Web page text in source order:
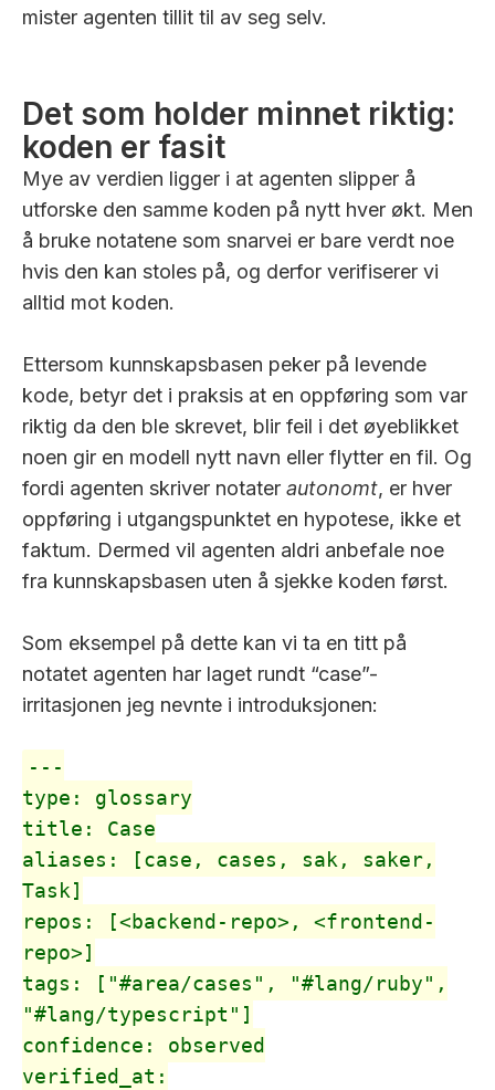
mister agenten tillit til av seg selv.
Det som holder minnet riktig:
koden er fasit
Mye av verdien ligger i at agenten slipper å
utforske den samme koden på nytt hver økt. Men
å bruke notatene som snarvei er bare verdt noe
hvis den kan stoles på, og derfor verifiserer vi
alltid mot koden.
Ettersom kunnskapsbasen peker på levende
kode, betyr det i praksis at en oppføring som var
riktig da den ble skrevet, blir feil i det øyeblikket
noen gir en modell nytt navn eller flytter en fil. Og
fordi agenten skriver notater autonomt, er hver
oppføring i utgangspunktet en hypotese, ikke et
faktum. Dermed vil agenten aldri anbefale noe
fra kunnskapsbasen uten å sjekke koden først.
Som eksempel på dette kan vi ta en titt på
notatet agenten har laget rundt “case”-
irritasjonen jeg nevnte i introduksjonen:
---
type: glossary
title: Case
aliases: [case, cases, sak, saker,
Task]
repos: [<backend-repo>, <frontend-
repo>]
tags: ["#area/cases", "#lang/ruby",
"#lang/typescript"]
confidence: observed
verified_at: